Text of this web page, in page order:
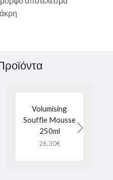
Volumising
Souffle Mousse
250ml
26,30€